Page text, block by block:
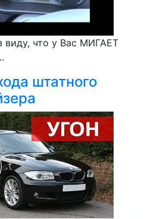
виду, что у Вас МИГАЕТ
штатного